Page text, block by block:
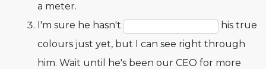
a meter.
I'm sure he hasn't
his true
colours just yet, but I can see right through
him. Wait until he's been our CEO for more